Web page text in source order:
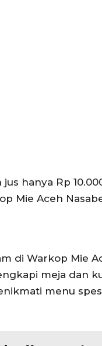
hanya Rp
Mie Aceh
di Warkop Mie
meja dan
menu